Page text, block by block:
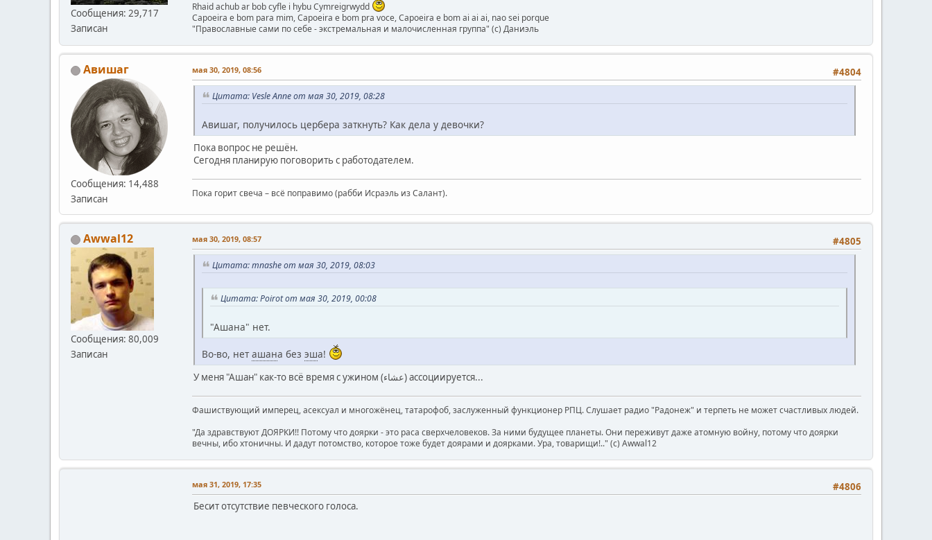
Сообщения: 29,717
Записан
Rhaid achub ar bob cyfle i hybu Cymreigrwydd
Capoeira e bom para mim, Capoeira e bom pra voce, Capoeira e bom ai ai ai, nao sei porque
"Православные сами по себе - экстремальная и малочисленная группа" (с) Даниэль
Авишаг
Сообщения: 14,488
Записан
#4804
мая 30, 2019, 08:56
Цитата: Vesle Anne от мая 30, 2019, 08:28
Авишаг, получилось цербера заткнуть? Как дела у девочки?
Пока вопрос не решён.
Сегодня планирую поговорить с работодателем.
Пока горит свеча – всё поправимо (рабби Исраэль из Салант).
Awwal12
Сообщения: 80,009
Записан
#4805
мая 30, 2019, 08:57
Цитата: mnashe от мая 30, 2019, 08:03
Цитата: Poirot от мая 30, 2019, 00:08
"Ашана" нет.
Во-во, неташана без эша!
У меня "Ашан" как-то всё время с ужином (عشاء) ассоциируется...
Фашиствующий имперец, асексуал и многожёнец, татарофоб, заслуженный функционер РПЦ. Слушает радио "Радонеж" и терпеть не может счастливых людей.
"Да здравствуют ДОЯРКИ!! Потому что доярки - это раса сверхчеловеков. За ними будущее планеты. Они переживут даже атомную войну, потому что доярки
вечны, ибо хтоничны. И дадут потомство, которое тоже будет доярами и доярками. Ура, товарищи!.." (c) Awwal12
#4806
мая 31, 2019, 17:35
Бесит отсутствие певческого голоса.